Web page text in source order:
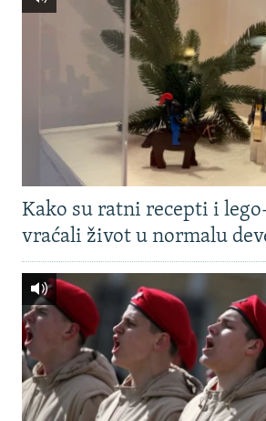
Kako su ratni recepti i
vraćali život u normalu